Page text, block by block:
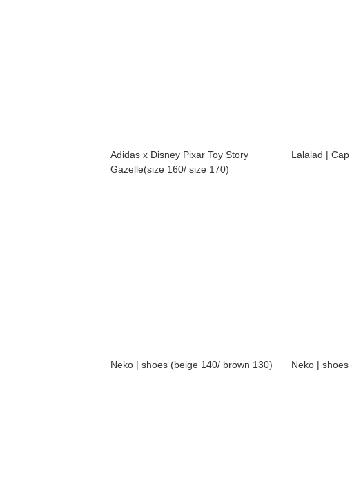
Adidas x Disney Pixar Toy Story
Gazelle(size 160/ size 170)
Lalalad | Cap
Neko | shoes (beige 140/ brown 130) Neko | shoes